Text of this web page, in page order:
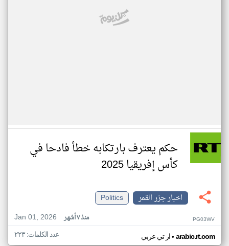
حكم يعترف بارتكابه خطأ فادحا في
كأس إفريقيا 2025
اخبار جزر القمر
Politics
Jan 01, 2026
منذ ٧ أشهر PG03WV
ار تي عربي• arabic.rt.com عدد الكلمات: ٢٢٣